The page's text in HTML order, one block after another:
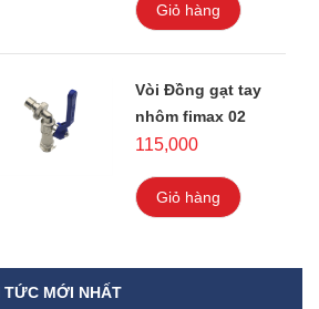
Giỏ hàng
Vòi Đồng gạt tay
nhôm fimax 02
115,000
Giỏ hàng
TỨC MỚI NHẤT